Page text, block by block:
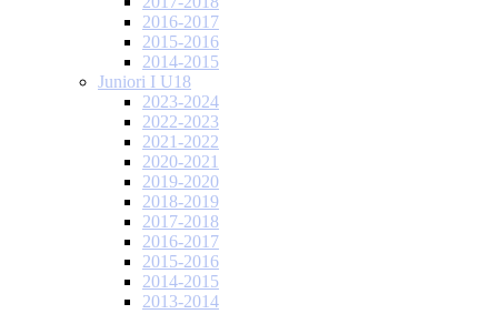
2016-2017
2015-2016
2014-2015
Juniori I U18
2023-2024
2022-2023
2021-2022
2020-2021
2019-2020
2018-2019
2017-2018
2016-2017
2015-2016
2014-2015
2013-2014